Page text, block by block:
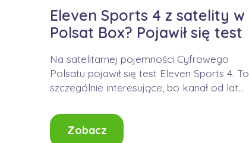
Eleven Sports 4 z satelity w
Polsat Box? Pojawił się test
Na satelitarnej pojemności Cyfrowego
Polsatu pojawił się test Eleven Sports 4. To
szczególnie interesujące, bo kanał od lat
Zobacz